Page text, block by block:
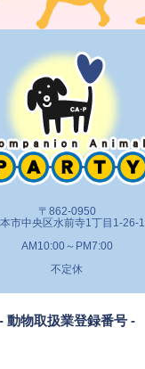
〒862-0950
市中央区水前寺1丁目1-26-1
AM10:00～PM7:00
不定休
- 動物取扱業登録番号 -